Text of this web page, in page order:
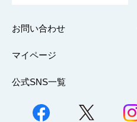
お問い合わせ
マイページ
公式SNS一覧